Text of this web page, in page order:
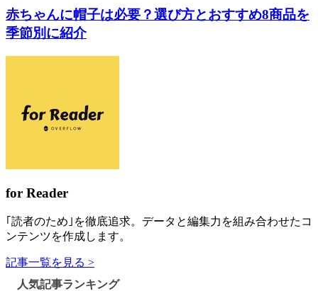
赤ちゃんに帽子は必要？選び方とおすすめ8商品を
季節別に紹介
for Reader
｢読者のため｣を徹底追求。データと編集力を組み合わせたコ
ンテンツを作成します。
記事一覧を見る >
人気記事ランキング